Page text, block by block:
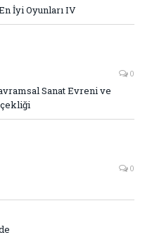
İyi Oyunları IV
0
Sanat Evreni ve
0